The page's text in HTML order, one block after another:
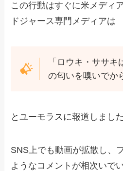
この行動はすぐに米メディ
ドジャース専門メディアは
「ロウキ・ササ
の匂いを嗅いでか
とユーモラスに報道しました
SNS上でも動画が拡散し、
ようなコメントが相次いでい